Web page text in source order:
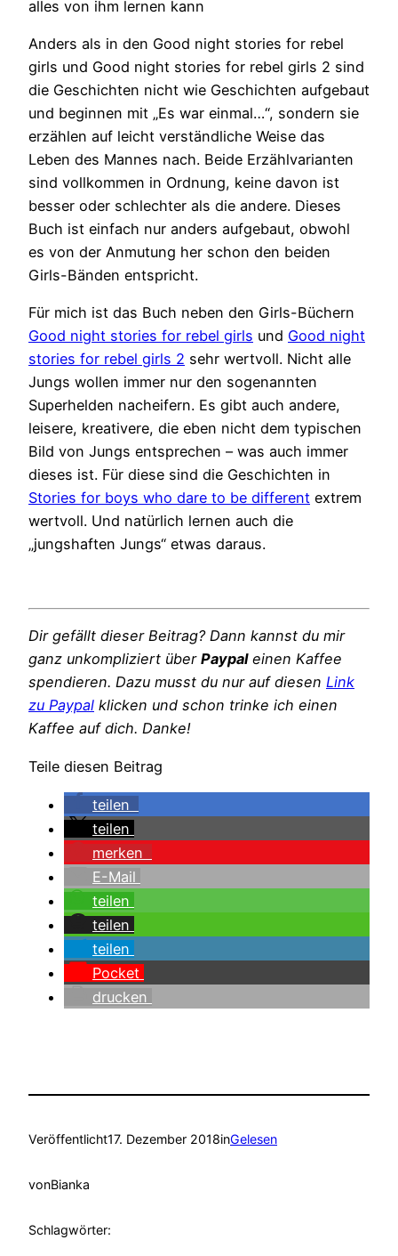
alles von ihm lernen kann
Anders als in den Good night stories for rebel
girls und Good night stories for rebel girls 2 sind
die Geschichten nicht wie Geschichten aufgebaut
und beginnen mit „Es war einmal…“, sondern sie
erzählen auf leicht verständliche Weise das
Leben des Mannes nach. Beide Erzählvarianten
sind vollkommen in Ordnung, keine davon ist
besser oder schlechter als die andere. Dieses
Buch ist einfach nur anders aufgebaut, obwohl
es von der Anmutung her schon den beiden
Girls-Bänden entspricht.
Für mich ist das Buch neben den Girls-Büchern
Good night stories for rebel girls und Good night
stories for rebel girls 2 sehr wertvoll. Nicht alle
Jungs wollen immer nur den sogenannten
Superhelden nacheifern. Es gibt auch andere,
leisere, kreativere, die eben nicht dem typischen
Bild von Jungs entsprechen – was auch immer
dieses ist. Für diese sind die Geschichten in
Stories for boys who dare to be different extrem
wertvoll. Und natürlich lernen auch die
„jungshaften Jungs“ etwas daraus.
Dir gefällt dieser Beitrag? Dann kannst du mir
ganz unkompliziert über Paypaleinen Kaffee
spendieren. Dazu musst du nur auf diesen Link
zu Paypal klicken und schon trinke ich einen
Kaffee auf dich. Danke!
Teile diesen Beitrag
teilen
teilen
merken
E-Mail
teilen
teilen
teilen
Pocket
drucken
Veröffentlicht17. Dezember 2018inGelesen
vonBianka
Schlagwörter: